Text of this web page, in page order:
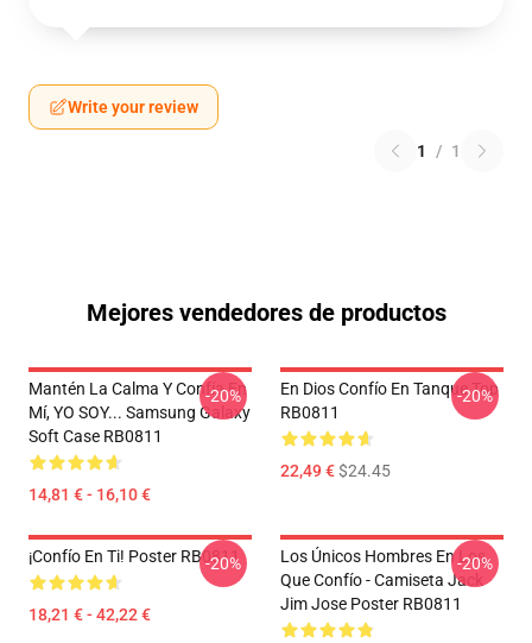
Write your review
1 / 1
Mejores vendedores de productos
Mantén La Calma Y Confía En
Mí, YO SOY... Samsung Galaxy
Soft Case RB0811
14,81 € - 16,10 €
-20%
En Dios Confío En Tanque Top
RB0811
22,49 €$24.45
-20%
¡Confío En Ti! Poster RB0811
18,21 € - 42,22 €
-20%
Los Únicos Hombres En Los
Que Confío - Camiseta Jack
Jim Jose Poster RB0811
-20%